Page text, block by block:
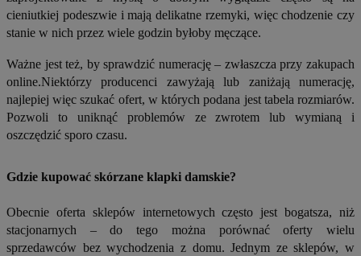
cieniutkiej podeszwie i mają delikatne rzemyki, więc chodzenie czy
stanie w nich przez wiele godzin byłoby męczące.
Ważne jest też, by sprawdzić numerację – zwłaszcza przy zakupach
online.Niektórzy producenci zawyżają lub zaniżają numerację,
najlepiej więc szukać ofert, w których podana jest tabela rozmiarów.
Pozwoli to uniknąć problemów ze zwrotem lub wymianą i
oszczędzić sporo czasu.
Gdzie kupować skórzane klapki damskie?
Obecnie oferta sklepów internetowych często jest bogatsza, niż
stacjonarnych – do tego można porównać oferty wielu
sprzedawców bez wychodzenia z domu. Jednym ze sklepów, w